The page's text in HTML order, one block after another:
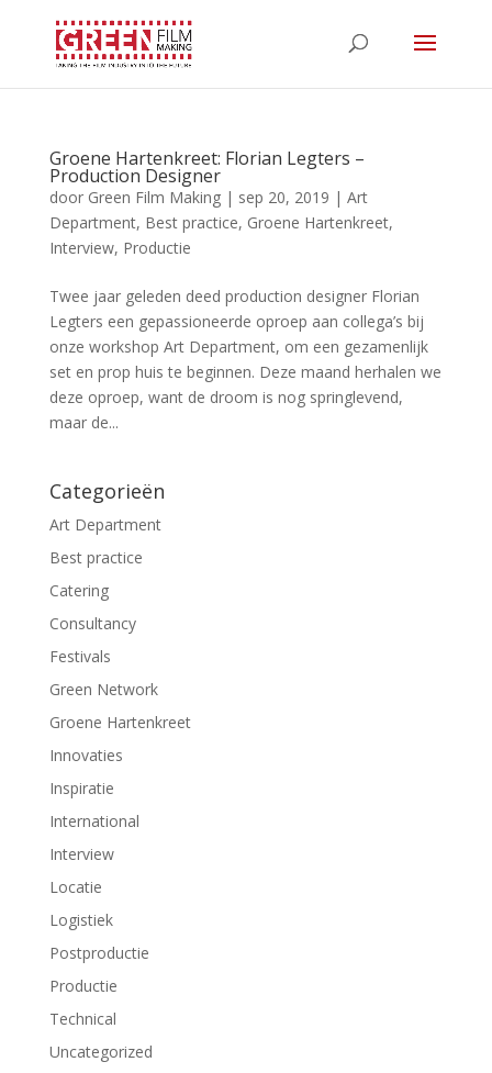
Groene Hartenkreet: Florian Legters –
Production Designer
door Green Film Making| sep 20, 2019 | Art
Department, Best practice, Groene Hartenkreet,
Interview, Productie
Twee jaar geleden deed production designer Florian
Legters een gepassioneerde oproep aan collega’s bij
onze workshop Art Department, om een gezamenlijk
set en prop huis te beginnen. Deze maand herhalen we
deze oproep, want de droom is nog springlevend,
maar de...
Categorieën
Art Department
Best practice
Catering
Consultancy
Festivals
Green Network
Groene Hartenkreet
Innovaties
Inspiratie
International
Interview
Locatie
Logistiek
Postproductie
Productie
Technical
Uncategorized